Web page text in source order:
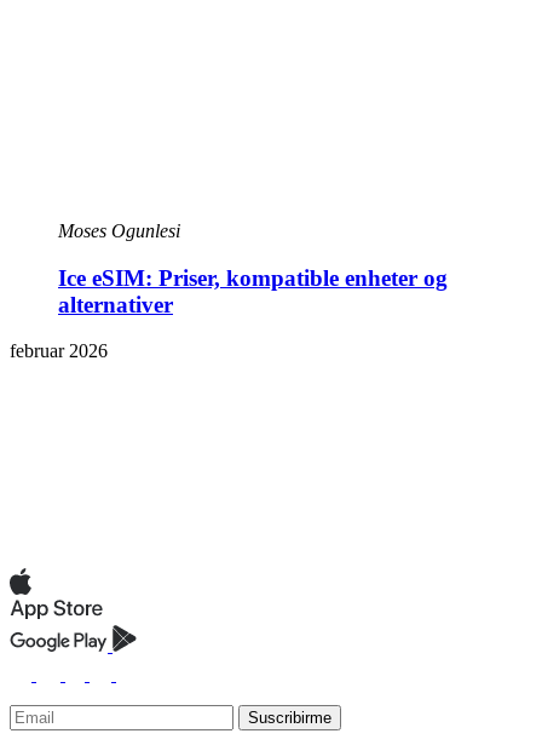
Moses Ogunlesi
Ice eSIM: Priser, kompatible enheter og
alternativer
februar 2026
Suscribirme